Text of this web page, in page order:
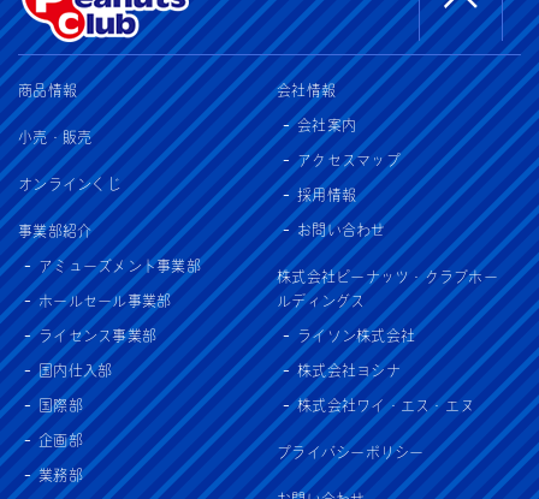
商品情報
小売・販売
オンラインくじ
事業部紹介
アミューズメント事業部
ホールセール事業部
ライセンス事業部
国内仕入部
国際部
企画部
業務部
会社情報
会社案内
アクセスマップ
採用情報
お問い合わせ
株式会社ピーナッツ・クラブホー
ルディングス
ライソン株式会社
株式会社ヨシナ
株式会社ワイ・エス・エヌ
プライバシーポリシー